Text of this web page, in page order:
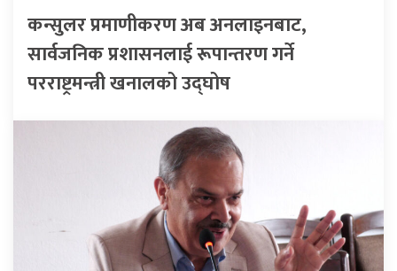
कन्सुलर प्रमाणीकरण अब अनलाइनबाट,
सार्वजनिक प्रशासनलाई रूपान्तरण गर्ने
परराष्ट्रमन्त्री खनालको उद्घोष